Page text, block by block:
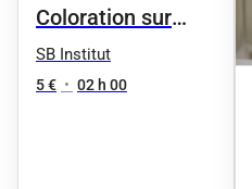
Coloration sur
demi tête ( sur
devis)
SB Institut
5 € • 02 h 00